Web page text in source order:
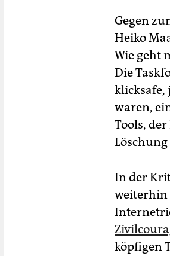
Gegen
Heiko
Wie geht
Die
klicksafe,
waren,
Tools,
In der
weiterhin
köpfigen